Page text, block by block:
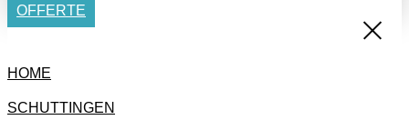
OFFERTE
HOME
SCHUTTINGEN